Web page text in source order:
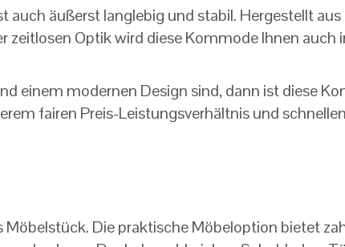
äußerst langlebig und stabil. Hergestellt aus
zeitlosen Optik wird diese Kommode Ihnen auch
einem modernen Design sind, dann ist diese
fairen Preis-Leistungsverhältnis und schnellen
Die praktische Möbeloption bietet